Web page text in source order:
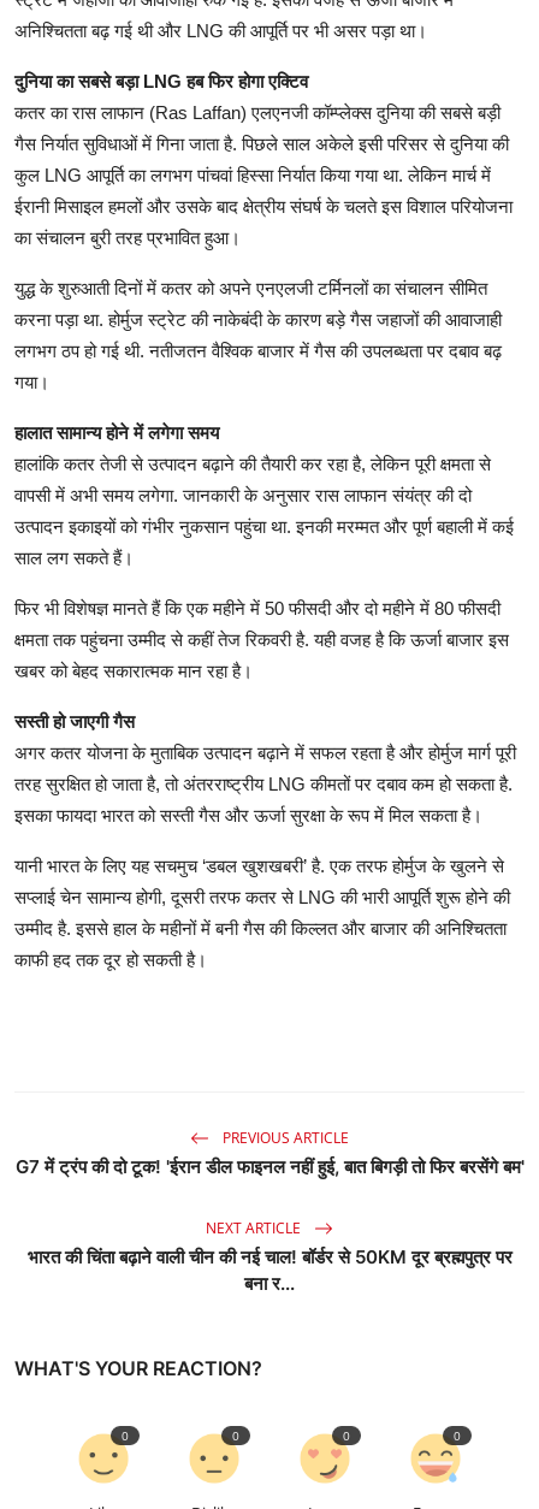
अनिश्चितता बढ़ गई थी और LNG की आपूर्ति पर भी असर पड़ा था।
दुनिया का सबसे बड़ा LNG हब फिर होगा एक्टिव
कतर का रास लाफान (Ras Laffan) एलएनजी कॉम्प्लेक्स दुनिया की सबसे बड़ी
गैस निर्यात सुविधाओं में गिना जाता है. पिछले साल अकेले इसी परिसर से दुनिया की
कुल LNG आपूर्ति का लगभग पांचवां हिस्सा निर्यात किया गया था. लेकिन मार्च में
ईरानी मिसाइल हमलों और उसके बाद क्षेत्रीय संघर्ष के चलते इस विशाल परियोजना
का संचालन बुरी तरह प्रभावित हुआ।
युद्ध के शुरुआती दिनों में कतर को अपने एनएलजी टर्मिनलों का संचालन सीमित
करना पड़ा था. होर्मुज स्ट्रेट की नाकेबंदी के कारण बड़े गैस जहाजों की आवाजाही
लगभग ठप हो गई थी. नतीजतन वैश्विक बाजार में गैस की उपलब्धता पर दबाव बढ़
गया।
हालात सामान्य होने में लगेगा समय
हालांकि कतर तेजी से उत्पादन बढ़ाने की तैयारी कर रहा है, लेकिन पूरी क्षमता से
वापसी में अभी समय लगेगा. जानकारी के अनुसार रास लाफान संयंत्र की दो
उत्पादन इकाइयों को गंभीर नुकसान पहुंचा था. इनकी मरम्मत और पूर्ण बहाली में कई
साल लग सकते हैं।
फिर भी विशेषज्ञ मानते हैं कि एक महीने में 50 फीसदी और दो महीने में 80 फीसदी
क्षमता तक पहुंचना उम्मीद से कहीं तेज रिकवरी है. यही वजह है कि ऊर्जा बाजार इस
खबर को बेहद सकारात्मक मान रहा है।
सस्ती हो जाएगी गैस
अगर कतर योजना के मुताबिक उत्पादन बढ़ाने में सफल रहता है और होर्मुज मार्ग पूरी
तरह सुरक्षित हो जाता है, तो अंतरराष्ट्रीय LNG कीमतों पर दबाव कम हो सकता है.
इसका फायदा भारत को सस्ती गैस और ऊर्जा सुरक्षा के रूप में मिल सकता है।
यानी भारत के लिए यह सचमुच ‘डबल खुशखबरी’ है. एक तरफ होर्मुज के खुलने से
सप्लाई चेन सामान्य होगी, दूसरी तरफ कतर से LNG की भारी आपूर्ति शुरू होने की
उम्मीद है. इससे हाल के महीनों में बनी गैस की किल्लत और बाजार की अनिश्चितता
काफी हद तक दूर हो सकती है।
PREVIOUS ARTICLE
G7 में ट्रंप की दो टूक! 'ईरान डील फाइनल नहीं हुई, बात बिगड़ी तो फिर बरसेंगे बम'
NEXT ARTICLE
भारत की चिंता बढ़ाने वाली चीन की नई चाल! बॉर्डर से 50KM दूर ब्रह्मपुत्र पर
बना र...
WHAT'S YOUR REACTION?
0 0 0 0